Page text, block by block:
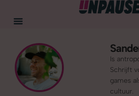
Is
Schrijft
games
cultuur.